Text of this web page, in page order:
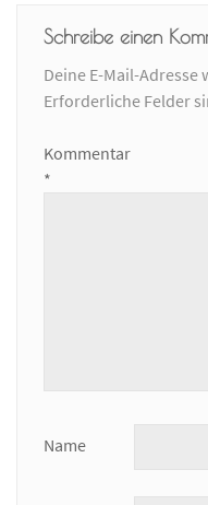
Schreibe einen
Deine E-Mail-
Erforderliche Felder
Kommentar
*
Name